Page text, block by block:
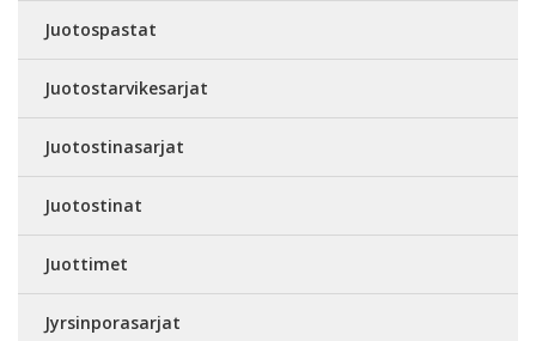
Juotospastat
Juotostarvikesarjat
Juotostinasarjat
Juotostinat
Juottimet
Jyrsinporasarjat